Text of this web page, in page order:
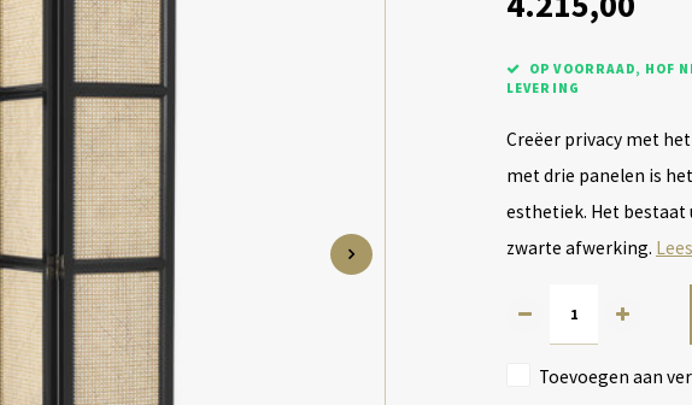
OP VOORRAAD, HOF
LEVERING
Creëer privacy met
met drie panelen is
esthetiek. Het bestaat
zwarte afwerking.
Toevoegen aan